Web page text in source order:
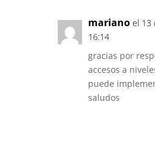
mariano el 13
16:14
gracias por
accesos a
puede
saludos